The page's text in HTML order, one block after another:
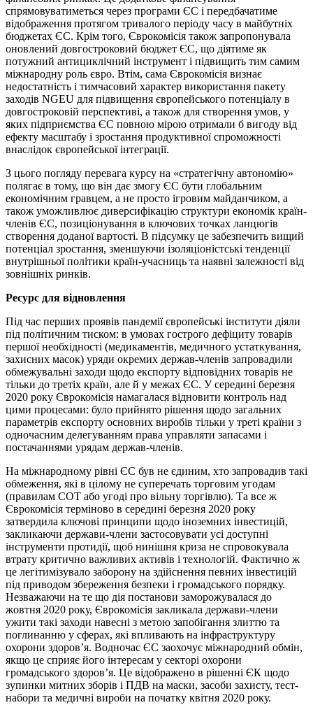
спрямовуватиметься через програми ЄС і передбачатиме
відображення протягом тривалого періоду часу в майбутніх
бюджетах ЄС. Крім того, Єврокомісія також запропонувала
оновлений довгостроковий бюджет ЄС, що діятиме як
потужний антициклічний інструмент і підвищить тим самим
міжнародну роль євро. Втім, сама Єврокомісія визнає
недостатність і тимчасовий характер використання пакету
заходів NGEU для підвищення європейського потенціалу в
довгостроковій перспективі, а також для створення умов, у
яких підприємства ЄС повною мірою отримали б вигоду від
ефекту масштабу і зростання продуктивної спроможності
внаслідок європейської інтеграції.
З цього погляду перевага курсу на «стратегічну автономію»
полягає в тому, що він дає змогу ЄС бути глобальним
економічним гравцем, а не просто ігровим майданчиком, а
також уможливлює диверсифікацію структури економік країн-
членів ЄС, позиціонування в ключових точках ланцюгів
створення доданої вартості. В підсумку це забезпечить вищий
потенціал зростання, зменшуючи ізоляціоністські тенденції
внутрішньої політики країн-учасниць та наявні залежності від
зовнішніх ринків.
Ресурс для відновлення
Під час перших проявів пандемії європейські інститути діяли
під політичним тиском: в умовах гострого дефіциту товарів
першої необхідності (медикаментів, медичного устаткування,
захисних масок) уряди окремих держав-членів запровадили
обмежувальні заходи щодо експорту відповідних товарів не
тільки до третіх країн, але й у межах ЄС. У середині березня
2020 року Єврокомісія намагалася відновити контроль над
цими процесами: було прийнято рішення щодо загальних
параметрів експорту основних виробів тільки у треті країни з
одночасним делегуванням права управляти запасами і
постачаннями урядам держав-членів.
На міжнародному рівні ЄС був не єдиним, хто запровадив такі
обмеження, які в цілому не суперечать торговим угодам
(правилам СОТ або угоді про вільну торгівлю). Та все ж
Єврокомісія терміново в середині березня 2020 року
затвердила ключові принципи щодо іноземних інвестицій,
закликаючи держави-члени застосовувати усі доступні
інструменти протидії, щоб нинішня криза не спровокувала
втрату критично важливих активів і технологій. Фактично ж
це легітимізувало заборону на здійснення певних інвестицій
під приводом збереження безпеки і громадського порядку.
Незважаючи на те що дія постанови заморожувалася до
жовтня 2020 року, Єврокомісія закликала держави-члени
ужити такі заходи навесні з метою запобігання злиттю та
поглинанню у сферах, які впливають на інфраструктуру
охорони здоров’я. Водночас ЄС заохочує міжнародний обмін,
якщо це сприяє його інтересам у секторі охорони
громадського здоров’я. Це відображено в рішенні ЄК щодо
зупинки митних зборів і ПДВ на маски, засоби захисту, тест-
набори та медичні вироби на початку квітня 2020 року.